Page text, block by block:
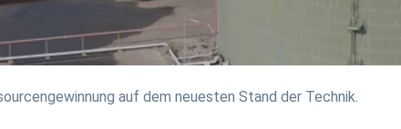
auf dem neuesten Stand der Technik.